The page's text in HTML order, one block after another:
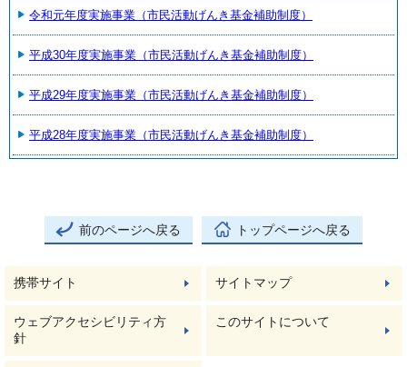
令和元年度実施事業（市民活動げんき基金補助制度）
平成30年度実施事業（市民活動げんき基金補助制度）
平成29年度実施事業（市民活動げんき基金補助制度）
平成28年度実施事業（市民活動げんき基金補助制度）
前のページへ戻る トップページへ戻る
携帯サイト サイトマップ
ウェブアクセシビリティ方
針
このサイトについて